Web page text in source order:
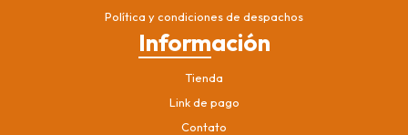
Política y condiciones de despachos
Información
Tienda
Link de pago
Contato